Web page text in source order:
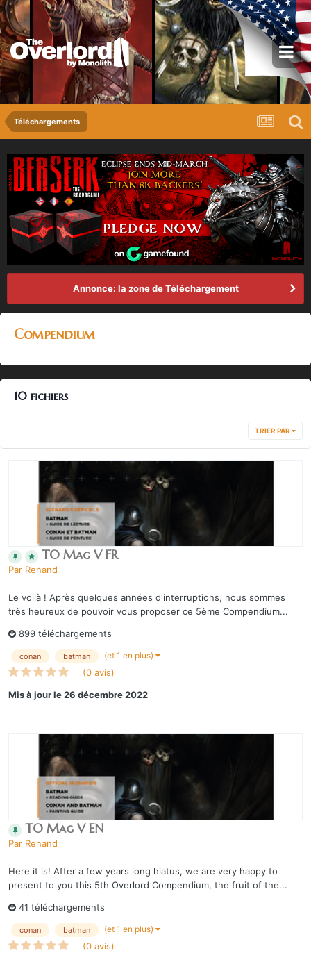
Téléchargements
Annonce: la zone de Téléchargement
Compendium
10 fichiers
TRIER PAR
TO Mag V FR
Par Renand
Le voilà ! Après quelques années d'interruptions, nous sommes
très heureux de pouvoir vous proposer ce 5ème Compendium...
899 téléchargements
conan batman (et 1 en plus)
(0 avis)
Mis à jourle 26 décembre 2022
TO Mag V EN
Par Renand
Here it is! After a few years long hiatus, we are very happy to
present to you this 5th Overlord Compendium, the fruit of the...
41 téléchargements
conan batman (et 1 en plus)
(0 avis)